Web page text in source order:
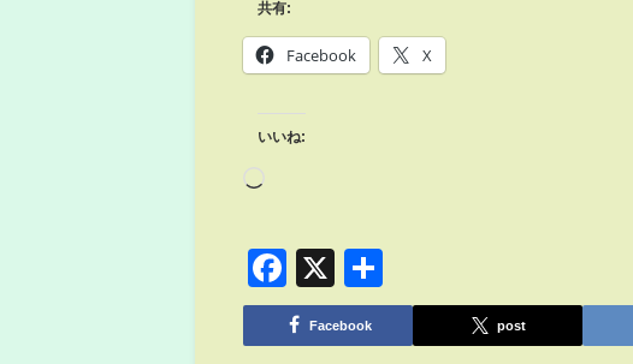
共有:
Facebook X
いいね:
Facebook
X
有
Facebook post